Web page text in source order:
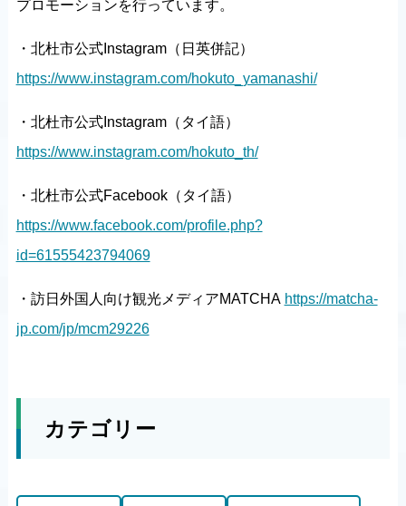
プロモーションを行っています。
・北杜市公式Instagram（日英併記）
https://www.instagram.com/hokuto_yamanashi/
・北杜市公式Instagram（タイ語）
https://www.instagram.com/hokuto_th/
・北杜市公式Facebook（タイ語）
https://www.facebook.com/profile.php?
id=61555423794069
・訪日外国人向け観光メディアMATCHA https://matcha-
jp.com/jp/mcm29226
カテゴリー